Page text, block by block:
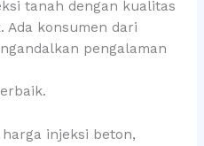
tanah dengan kualitas
konsumen dari
pengalaman
injeksi beton,